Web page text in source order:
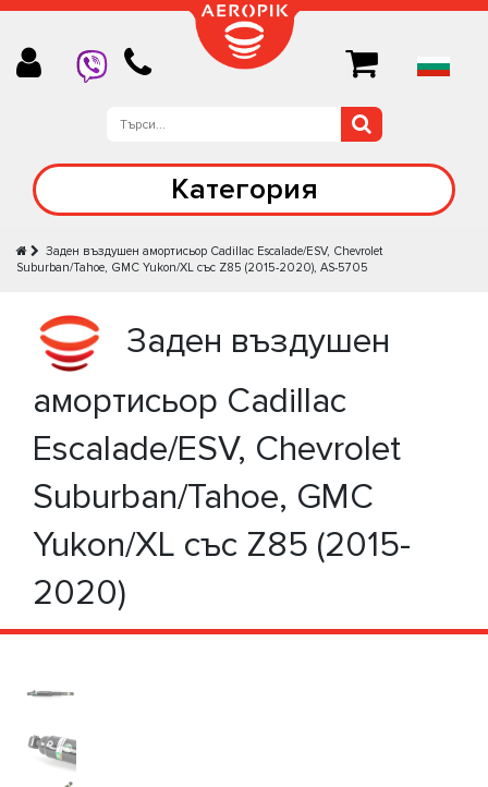
Категория
Заден въздушен амортисьор Cadillac Escalade/ESV, Chevrolet
Suburban/Tahoe, GMC Yukon/XL със Z85 (2015-2020), AS-5705
Заден въздушен
амортисьор Cadillac
Escalade/ESV, Chevrolet
Suburban/Tahoe, GMC
Yukon/XL със Z85 (2015-
2020)